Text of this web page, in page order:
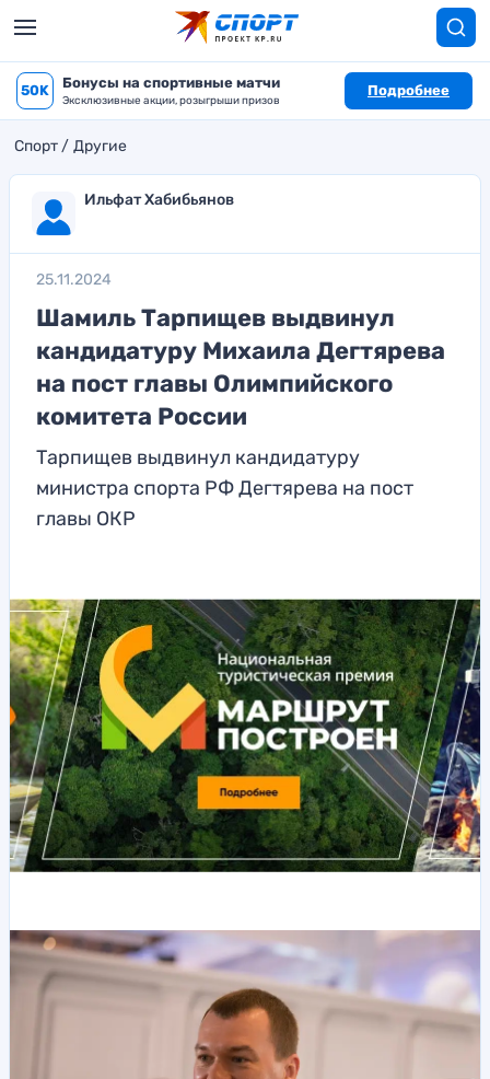
50K Бонусы на спортивные матчи
Эксклюзивные акции, розыгрыши призов
Подробнее
Спорт Другие
Ильфат Хабибьянов
25.11.2024
Шамиль Тарпищев выдвинул
кандидатуру Михаила Дегтярева
на пост главы Олимпийского
комитета России
Тарпищев выдвинул кандидатуру
министра спорта РФ Дегтярева на пост
главы ОКР